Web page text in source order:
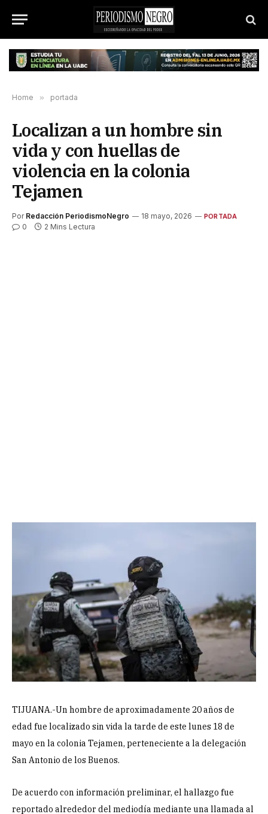
Home » portada
Localizan a un hombre sin
vida y con huellas de
violencia en la colonia
Tejamen
Por Redacción PeriodismoNegro 18 mayo, 2026 PORTADA
0 2 Mins Lectura
TIJUANA.-Un hombre de aproximadamente 20 años de
edad fue localizado sin vida la tarde de este lunes 18 de
mayo en la colonia Tejamen, perteneciente a la delegación
San Antonio de los Buenos.
De acuerdo con información preliminar, el hallazgo fue
reportado alrededor del mediodía mediante una llamada al